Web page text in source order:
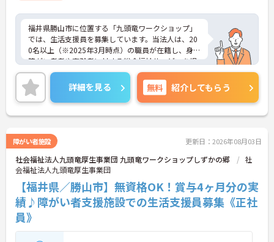
る程度のスキルがあると良いです
福井県勝山市に位置する「九頭竜ワークショップ」
では、生活支援員を募集しています。当法人は、20
0名以上（※2025年3月時点）の職員が在籍し、身体
障がい者者や高齢者に対する総合福祉サービスを提
供しています。年間休日は112日で、残業は少な
く、プライベートとの両立が可能です。職場は家庭
的な雰囲気で、幅広い年齢層の方が活躍中。未経験
者でも安心して働けるよう、マンツーマンでの丁寧
な指導を行っています。チームワークを大切にし、
ご興味のある方には、面接対策ポイントなど、さら
に詳細をお話ししますのでお気軽にご相談くださ
い！
詳細を見る 無料 紹介してもらう
障がい者施設 更新日：2026年08月03日
社会福祉法人九頭竜厚生事業団 九頭竜ワークショップしずかの郷
社
会福祉法人九頭竜厚生事業団
【福井県／勝山市】無資格OK！賞与4ヶ月分の実
績♪障がい者支援施設での生活支援員募集《正社
員》